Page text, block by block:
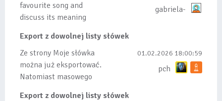
favourite song and
discuss its meaning
gabriela-
Export z dowolnej listy słówek
Ze strony Moje słówka
można już eksportować.
Natomiast masowego
01.02.2026 18:00:59
pch
Export z dowolnej listy słówek